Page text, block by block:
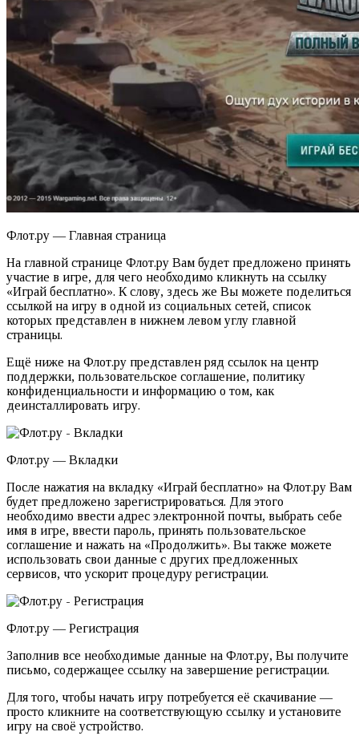
Флот.ру — Главная страница
На главной странице Флот.ру Вам будет предложено принять
участие в игре, для чего необходимо кликнуть на ссылку
«Играй бесплатно». К слову, здесь же Вы можете поделиться
ссылкой на игру в одной из социальных сетей, список
которых представлен в нижнем левом углу главной
страницы.
Ещё ниже на Флот.ру представлен ряд ссылок на центр
поддержки, пользовательское соглашение, политику
конфиденциальности и информацию о том, как
деинсталлировать игру.
Флот.ру — Вкладки
После нажатия на вкладку «Играй бесплатно» на Флот.ру Вам
будет предложено зарегистрироваться. Для этого
необходимо ввести адрес электронной почты, выбрать себе
имя в игре, ввести пароль, принять пользовательское
соглашение и нажать на «Продолжить». Вы также можете
использовать свои данные с других предложенных
сервисов, что ускорит процедуру регистрации.
Флот.ру — Регистрация
Заполнив все необходимые данные на Флот.ру, Вы получите
письмо, содержащее ссылку на завершение регистрации.
Для того, чтобы начать игру потребуется её скачивание —
просто кликните на соответствующую ссылку и установите
игру на своё устройство.